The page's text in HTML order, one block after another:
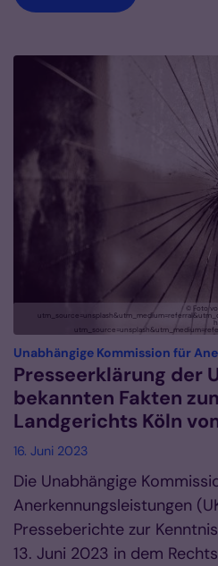
© Foto
Unabhängige Kommission für
Presseerklärung der
bekannten Fakten
Landgerichts Köln
16. Juni 2023
Die Unabhängige
Anerkennungsleistungen
Presseberichte zur
13. Juni 2023 in dem